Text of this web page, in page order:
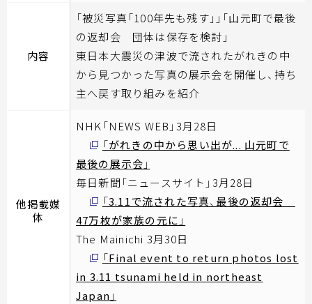
内容
「被災写真「100年先も残す」」「山元町で最後
の返却会 団体は保存を検討」
東日本大震災の津波で流されたがれきの中
から見つかった写真の展示会を開催し、持ち
主へ戻す取り組みを紹介
他掲載媒
体
NHK「NEWS WEB」3月28日
「がれきの中から思い出が... 山元町で
最後の展示会」
毎日新聞「ニュースサイト」3月28日
「3.11で流された写真、最後の返却会
47万枚が家族の元に」
The Mainichi 3月30日
「Final event to return photos lost
in 3.11 tsunami held in northeast
Japan」